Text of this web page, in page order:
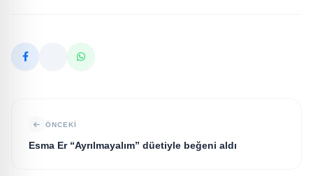
ÖNCEKI
Esma Er “Ayrılmayalım” düetiyle beğeni aldı